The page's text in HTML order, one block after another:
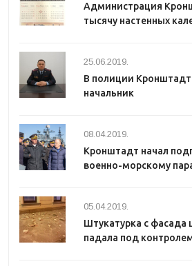
Администрация
тысячу настенных
25.06.2019.
В полиции
начальник
08.04.2019.
Кронштадт начал
военно-морскому
05.04.2019.
Штукатурка с
падала под